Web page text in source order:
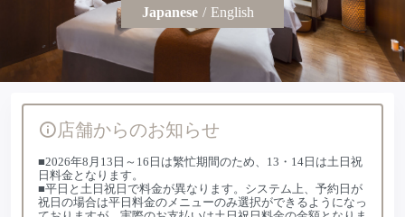
Japanese English
店舗からのお知らせ
■2026年8月13日～16日は繁忙期間のため、13・14日は土日祝
日料金となります。
■平日と土日祝日で料金が異なります。システム上、予約日が
祝日の場合は平日料金のメニューのみ選択ができるようになっ